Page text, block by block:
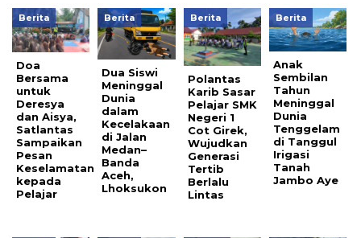
Berita
Doa
Bersama
untuk
Deresya
dan Aisya,
Satlantas
Sampaikan
Pesan
Keselamatan
kepada
Pelajar
Berita
Dua Siswi
Meninggal
Dunia
dalam
Kecelakaan
di Jalan
Medan–
Banda
Aceh,
Lhoksukon
Berita
Polantas
Karib Sasar
Pelajar SMK
Negeri 1
Cot Girek,
Wujudkan
Generasi
Tertib
Berlalu
Lintas
Berita
Anak
Sembilan
Tahun
Meninggal
Dunia
Tenggelam
di Tanggul
Irigasi
Tanah
Jambo Aye